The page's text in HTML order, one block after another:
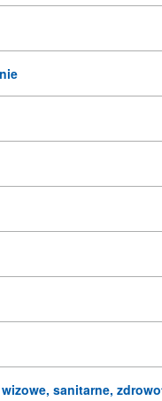
sanitarne,